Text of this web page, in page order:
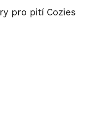
pro pití Cozies